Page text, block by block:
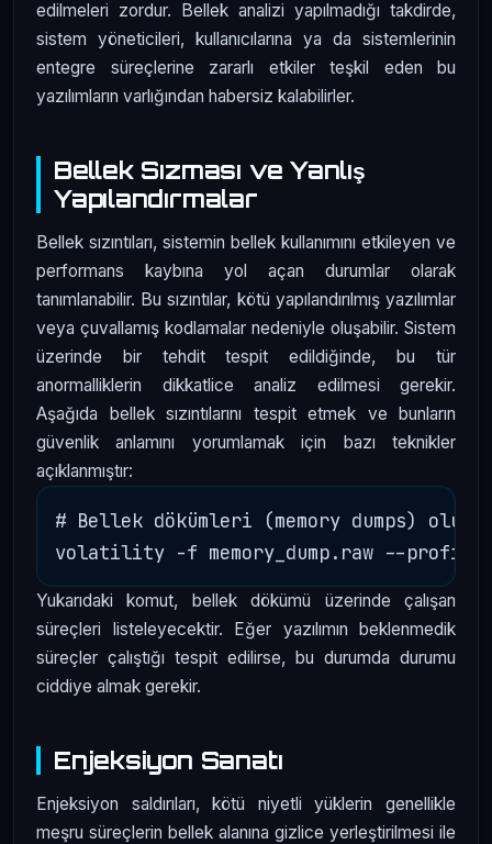
edilmeleri zordur. Bellek analizi yapılmadığı takdirde,
sistem yöneticileri, kullanıcılarına ya da sistemlerinin
entegre süreçlerine zararlı etkiler teşkil eden bu
yazılımların varlığından habersiz kalabilirler.
Bellek Sızması ve Yanlış
Yapılandırmalar
Bellek sızıntıları, sistemin bellek kullanımını etkileyen ve
performans kaybına yol açan durumlar olarak
tanımlanabilir. Bu sızıntılar, kötü yapılandırılmış yazılımlar
veya çuvallamış kodlamalar nedeniyle oluşabilir. Sistem
üzerinde bir tehdit tespit edildiğinde, bu tür
anormalliklerin dikkatlice analiz edilmesi gerekir.
Aşağıda bellek sızıntılarını tespit etmek ve bunların
güvenlik anlamını yorumlamak için bazı teknikler
açıklanmıştır:
# Bellek dökümleri (memory dumps)
Yukarıdaki komut, bellek dökümü üzerinde çalışan
süreçleri listeleyecektir. Eğer yazılımın beklenmedik
süreçler çalıştığı tespit edilirse, bu durumda durumu
ciddiye almak gerekir.
Enjeksiyon Sanatı
Enjeksiyon saldırıları, kötü niyetli yüklerin genellikle
meşru süreçlerin bellek alanına gizlice yerleştirilmesi ile